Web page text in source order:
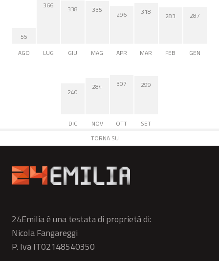
55
AGO
366
LUG
338
GIU
335
MAG
296
APR
318
MAR
283
FEB
287
GEN
240
DIC
284
NOV
307
OTT
299
SET
TORNA SU
24Emilia è una testata di proprietà di:
Nicola Fangareggi
P. Iva IT02148540350